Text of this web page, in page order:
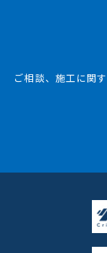
ご相談、施工に関